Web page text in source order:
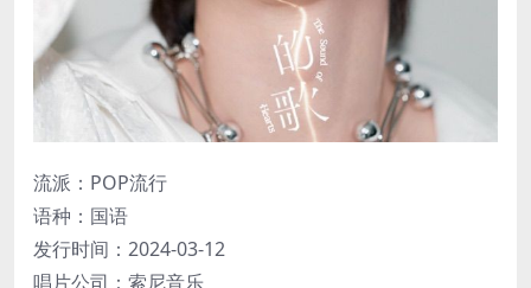
流派：POP流行
语种：国语
发行时间：2024-03-12
唱片公司：索尼音乐